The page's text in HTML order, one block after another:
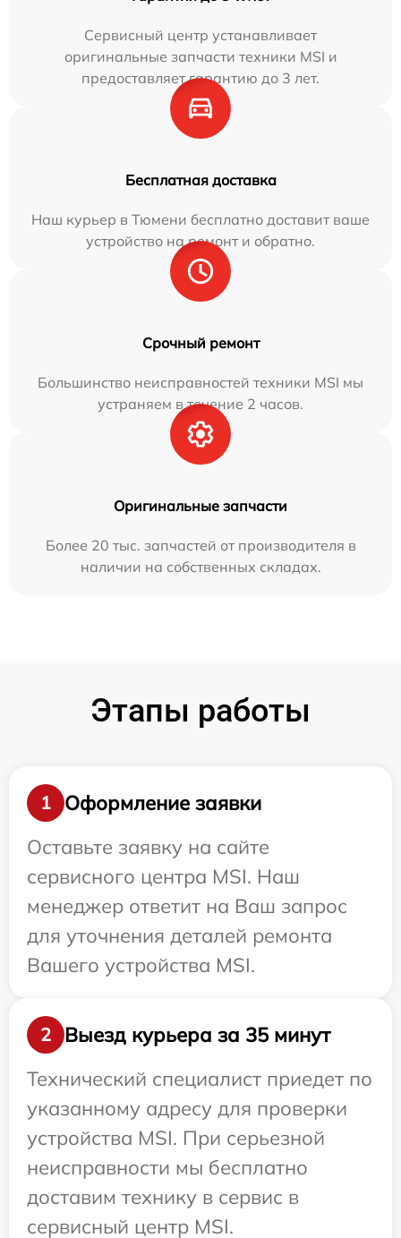
Сервисный центр устанавливает
оригинальные запчасти техники MSI и
предоставляет гарантию до 3 лет.
Бесплатная доставка
Наш курьер в Тюмени бесплатно доставит ваше
устройство на ремонт и обратно.
Срочный ремонт
Большинство неисправностей техники MSI мы
устраняем в течение 2 часов.
Оригинальные запчасти
Более 20 тыс. запчастей от производителя в
наличии на собственных складах.
Этапы работы
1
Оформление заявки
Оставьте заявку на сайте
сервисного центра MSI. Наш
менеджер ответит на Ваш запрос
для уточнения деталей ремонта
Вашего устройства MSI.
2
Выезд курьера за 35 минут
Технический специалист приедет по
указанному адресу для проверки
устройства MSI. При серьезной
неисправности мы бесплатно
доставим технику в сервис в
сервисный центр MSI.